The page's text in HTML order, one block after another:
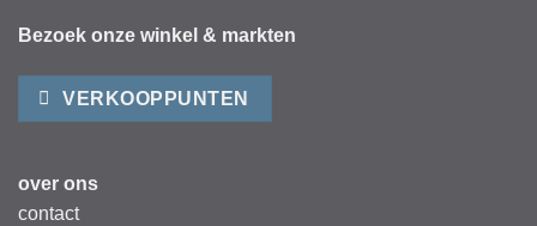
Bezoek onze winkel & markten
VERKOOPPUNTEN
over ons
contact